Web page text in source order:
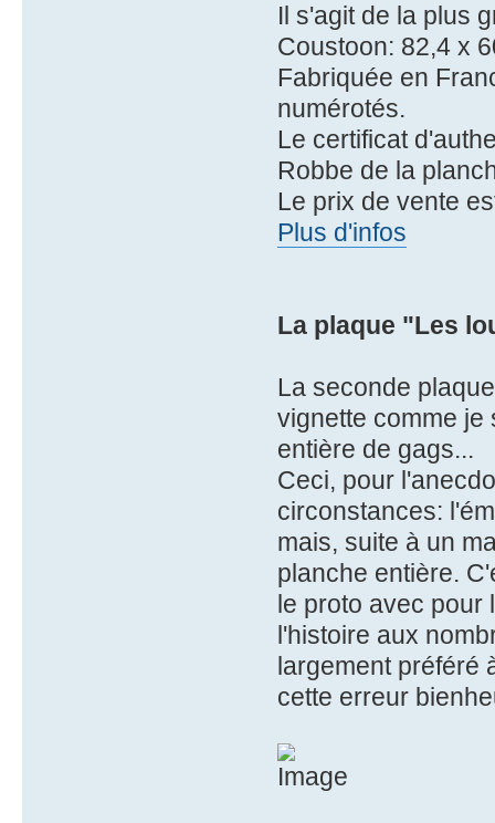
Il s'agit de la plus
Coustoon: 82,4 x
Fabriquée en
numérotés.
Le certificat
Robbe de la
Le prix de vente
Plus d'infos
La plaque "Les
La seconde
vignette comme je
entière de gags...
Ceci, pour
circonstances:
mais, suite à un
planche entière.
le proto avec pour
l'histoire aux
largement préféré
cette erreur